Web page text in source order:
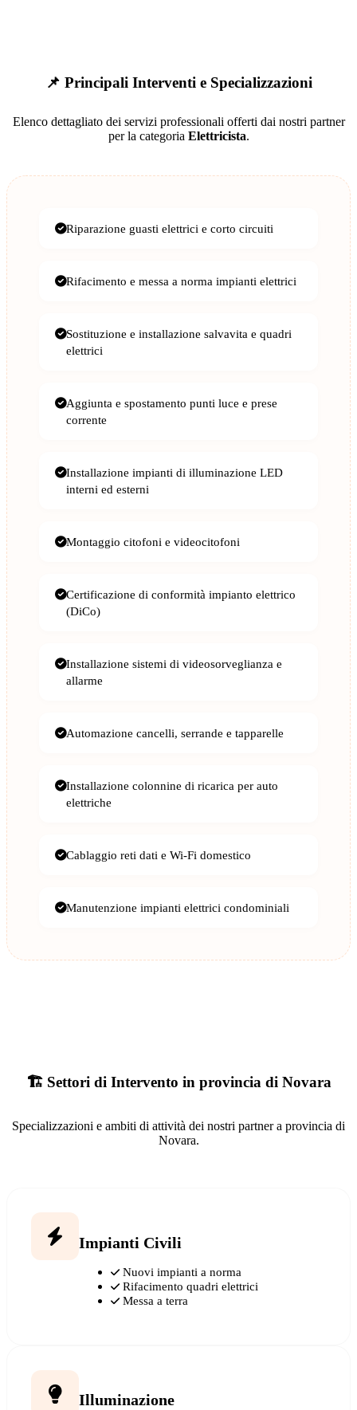
📌 Principali Interventi e Specializzazioni
Elenco dettagliato dei servizi professionali offerti dai nostri partner
per la categoria Elettricista.
Riparazione guasti elettrici e corto circuiti
Rifacimento e messa a norma impianti elettrici
Sostituzione e installazione salvavita e quadri
elettrici
Aggiunta e spostamento punti luce e prese
corrente
Installazione impianti di illuminazione LED
interni ed esterni
Montaggio citofoni e videocitofoni
Certificazione di conformità impianto elettrico
(DiCo)
Installazione sistemi di videosorveglianza e
allarme
Automazione cancelli, serrande e tapparelle
Installazione colonnine di ricarica per auto
elettriche
Cablaggio reti dati e Wi-Fi domestico
Manutenzione impianti elettrici condominiali
🏗️ Settori di Intervento in provincia di Novara
Specializzazioni e ambiti di attività dei nostri partner a provincia di
Novara.
Impianti Civili
Nuovi impianti a norma
Rifacimento quadri elettrici
Messa a terra
Illuminazione